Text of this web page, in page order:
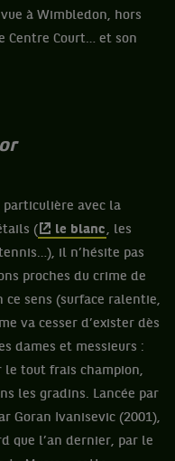
à Wimbledon, hors
Centre Court… et son
avec la
(
le blanc, les
il n’hésite pas
proches du crime de
sens (surface ralentie,
va cesser d’exister dès
dames et messieurs :
le tout frais champion,
les gradins. Lancée par
Goran Ivanisevic (2001),
que l’an dernier, par le